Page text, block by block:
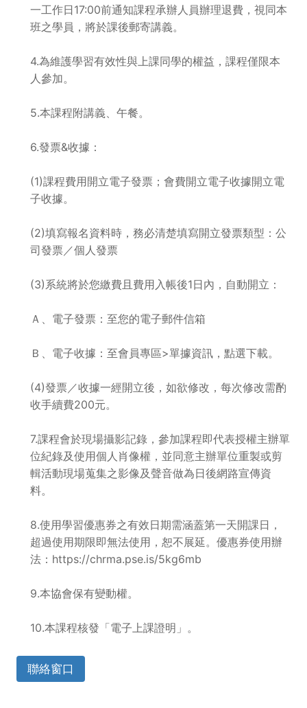
一工作日17:00前通知課程承辦人員辦理退費，視同本
班之學員，將於課後郵寄講義。
4.為維護學習有效性與上課同學的權益，課程僅限本
人參加。
5.本課程附講義、午餐。
6.發票&收據：
(1)課程費用開立電子發票；會費開立電子收據開立電
子收據。
(2)填寫報名資料時，務必清楚填寫開立發票類型：公
司發票／個人發票
(3)系統將於您繳費且費用入帳後1日內，自動開立：
Ａ、電子發票：至您的電子郵件信箱
Ｂ、電子收據：至會員專區>單據資訊，點選下載。
(4)發票／收據一經開立後，如欲修改，每次修改需酌
收手續費200元。
7.課程會於現場攝影記錄，參加課程即代表授權主辦單
位紀錄及使用個人肖像權，並同意主辦單位重製或剪
輯活動現場蒐集之影像及聲音做為日後網路宣傳資
料。
8.使用學習優惠券之有效日期需涵蓋第一天開課日，
超過使用期限即無法使用，恕不展延。優惠券使用辦
法：https://chrma.pse.is/5kg6mb
9.本協會保有變動權。
10.本課程核發「電子上課證明」。
聯絡窗口